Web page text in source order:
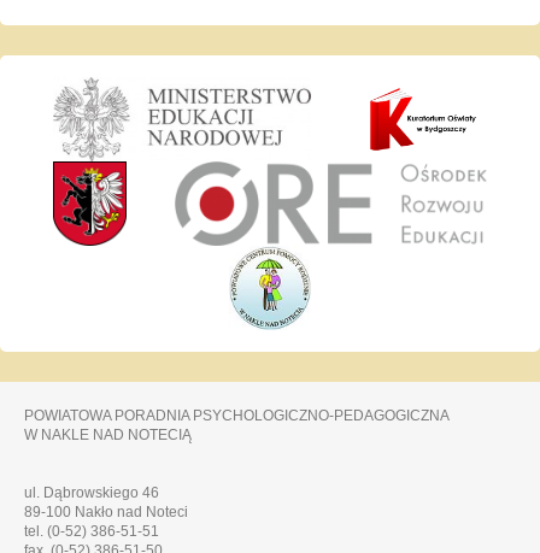
POWIATOWA PORADNIA PSYCHOLOGICZNO-PEDAGOGICZNA
W NAKLE NAD NOTECIĄ
ul. Dąbrowskiego 46
89-100 Nakło nad Noteci
tel. (0-52) 386-51-51